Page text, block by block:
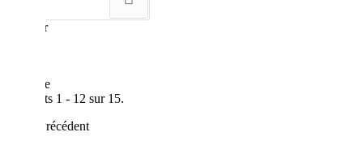
Montrer
par page
Résultats 1 - 12 sur 15.
Précédent